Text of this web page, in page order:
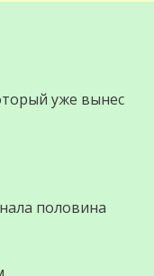
уже вынес
половина